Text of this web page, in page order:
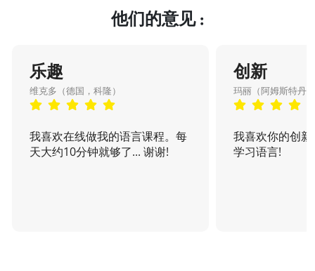
他们的意见 :
乐趣
维克多（德国，科隆）
我喜欢在线做我的语言课程。每
天大约10分钟就够了... 谢谢!
创新
玛丽（阿姆斯特丹
我喜欢你的创
学习语言!